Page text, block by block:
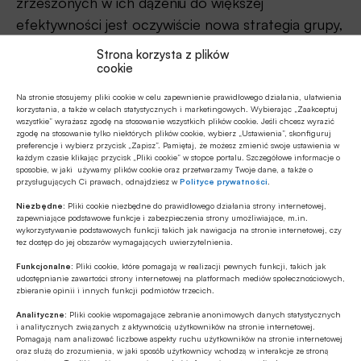
Strona korzysta z plików
cookie
Na stronie stosujemy pliki cookie w celu zapewnienie prawidłowego działania, ułatwienia
korzystania, a także w celach statystycznych i marketingowych. Wybierając „Zaakceptuj
wszystkie” wyrażasz zgodę na stosowanie wszystkich plików cookie. Jeśli chcesz wyrazić
zgodę na stosowanie tylko niektórych plików cookie, wybierz „Ustawienia”, skonfiguruj
preferencje i wybierz przycisk „Zapisz”. Pamiętaj, że możesz zmienić swoje ustawienia w
każdym czasie klikając przycisk „Pliki cookie” w stopce portalu. Szczegółowe informacje o
sposobie, w jaki używamy plików cookie oraz przetwarzamy Twoje dane, a także o
przysługujących Ci prawach, odnajdziesz wPolityce prywatności
Niezbędne: Pliki cookie niezbędne do prawidłowego działania strony internetowej,
zapewniające podstawowe funkcje i zabezpieczenia strony umożliwiające, m.in.
wykorzystywanie podstawowych funkcji takich jak nawigacja na stronie internetowej, czy
tez dostęp do jej obszarów wymagających uwierzytelnienia.
Funkcjonalne: Pliki cookie, które pomagają w realizacji pewnych funkcji, takich jak
udostępnianie zawartości strony internetowej na platformach mediów społecznościowych,
zbieranie opinii i innych funkcji podmiotów trzecich.
Analityczne: Pliki cookie wspomagające zebranie anonimowych danych statystycznych
i analitycznych związanych z aktywnością użytkowników na stronie internetowej.
Pomagają nam analizować liczbowe aspekty ruchu użytkowników na stronie internetowej
oraz służą do zrozumienia, w jaki sposób użytkownicy wchodzą w interakcje ze stroną
efektywności jest oczywiście nowa strategia grupy,
która stawia między innymi na
klientocentryczność.
– Konieczna jest też współpraca, na linii bank
spółdzielczy-bank zrzeszający, gdyż trzeba
wykorzystać rozwiązania dostępne na poziomie
zrzeszenia – podkreślał Mirosław Skiba.
Odnosząc się do tego postulatu,Aleksander
Borzymowskizaznaczył, iż gatunek ludzki
przetrwał dzięki wspólnemu działaniu i łączeniu sił, i
podejście to powinno przyświecać również
lokalnej bankowości.
Odnośnie do zwiększenia przychodów, wskazywał
on konieczność uwzględniania trendów rynkowych